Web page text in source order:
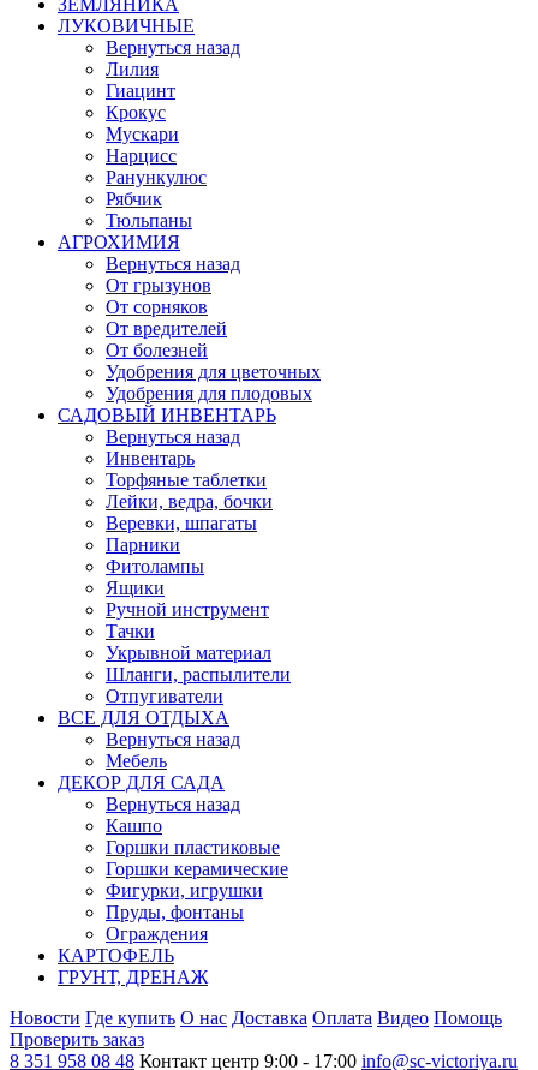
ЛУКОВИЧНЫЕ
Вернуться назад
Лилия
Гиацинт
Крокус
Мускари
Нарцисс
Ранункулюс
Рябчик
Тюльпаны
АГРОХИМИЯ
Вернуться назад
От грызунов
От сорняков
От вредителей
От болезней
Удобрения для цветочных
Удобрения для плодовых
САДОВЫЙ ИНВЕНТАРЬ
Вернуться назад
Инвентарь
Торфяные таблетки
Лейки, ведра, бочки
Веревки, шпагаты
Парники
Фитолампы
Ящики
Ручной инструмент
Тачки
Укрывной материал
Шланги, распылители
Отпугиватели
ВСЕ ДЛЯ ОТДЫХА
Вернуться назад
Мебель
ДЕКОР ДЛЯ САДА
Вернуться назад
Кашпо
Горшки пластиковые
Горшки керамические
Фигурки, игрушки
Пруды, фонтаны
Ограждения
КАРТОФЕЛЬ
ГРУНТ, ДРЕНАЖ
Новости Где купить О нас Доставка Оплата Видео Помощь
Проверить заказ
8 351 958 08 48 Контакт центр 9:00 - 17:00 info@sc-victoriya.ru